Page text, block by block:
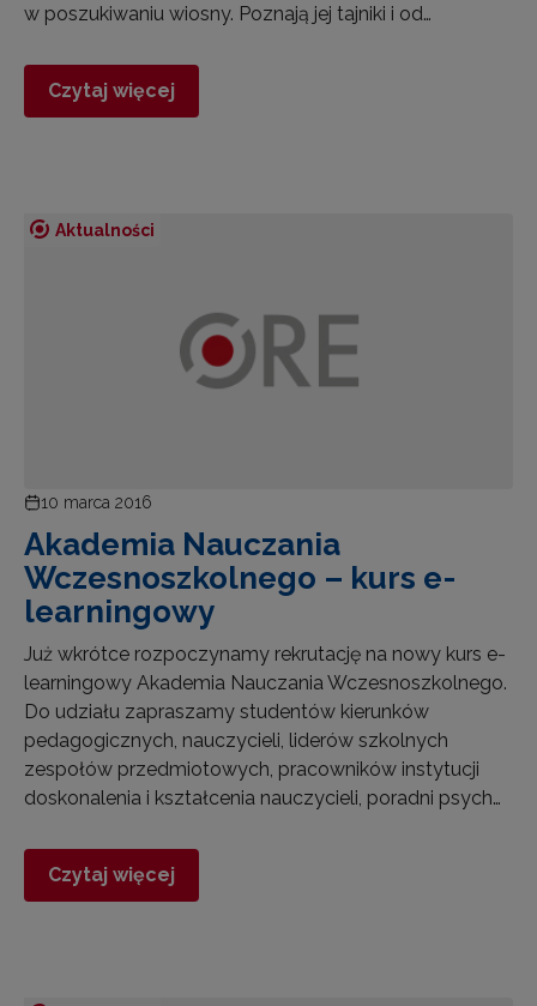
w poszukiwaniu wiosny. Poznają jej tajniki i od…
Czytaj więcej
Aktualności
10 marca 2016
Akademia Nauczania
Wczesnoszkolnego – kurs e-
learningowy
Już wkrótce rozpoczynamy rekrutację na nowy kurs e-
learningowy Akademia Nauczania Wczesnoszkolnego.
Do udziału zapraszamy studentów kierunków
pedagogicznych, nauczycieli, liderów szkolnych
zespołów przedmiotowych, pracowników instytucji
doskonalenia i kształcenia nauczycieli, poradni psych…
Czytaj więcej